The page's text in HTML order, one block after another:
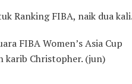
Ranking FIBA, naik dua
FIBA Women’s Asia Cup
karib Christopher. (jun)